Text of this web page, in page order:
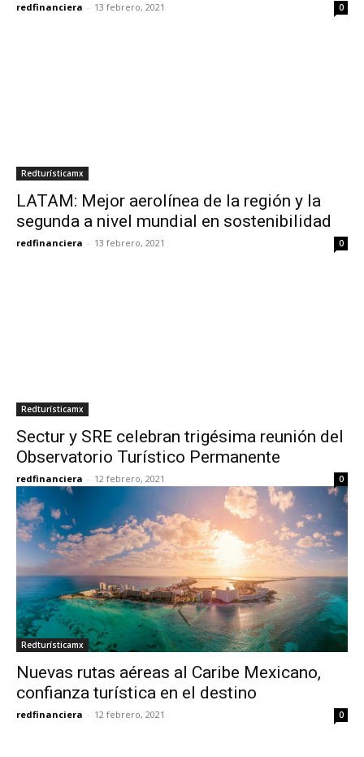
redfinanciera - 13 febrero, 2021 0
Redturísticamx
LATAM: Mejor aerolínea de la región y la
segunda a nivel mundial en sostenibilidad
redfinanciera - 13 febrero, 2021 0
Redturísticamx
Sectur y SRE celebran trigésima reunión del
Observatorio Turístico Permanente
redfinanciera - 12 febrero, 2021 0
Redturísticamx
Nuevas rutas aéreas al Caribe Mexicano,
confianza turística en el destino
redfinanciera - 12 febrero, 2021 0